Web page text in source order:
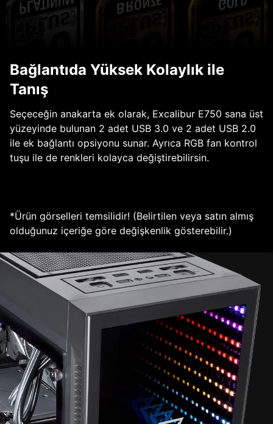
Bağlantıda Yüksek Kolaylık ile
Tanış
Seçeceğin anakarta ek olarak, Excalibur E750 sana üst
yüzeyinde bulunan 2 adet USB 3.0 ve 2 adet USB 2.0
ile ek bağlantı opsiyonu sunar. Ayrıca RGB fan kontrol
tuşu ile de renkleri kolayca değiştirebilirsin.
*Ürün görselleri temsilidir! (Belirtilen veya satın almış
olduğunuz içeriğe göre değişkenlik gösterebilir.)